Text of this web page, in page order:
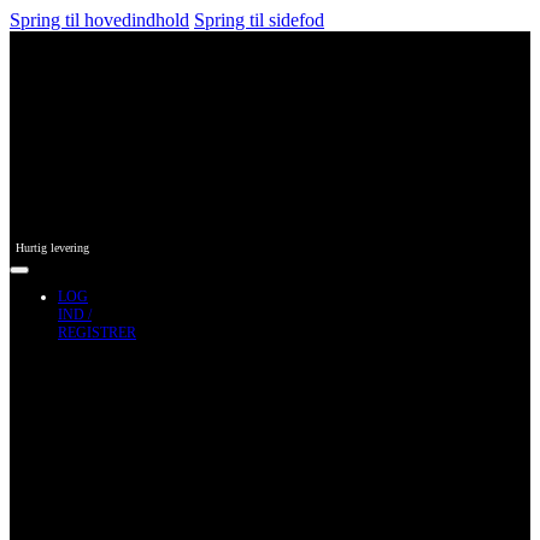
Spring til hovedindhold Spring til sidefod
Hurtig levering
LOG
IND /
REGISTRER